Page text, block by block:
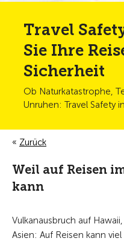
Travel
Sie Ihre
Sicherheit
Ob Naturkatastrophe,
Unruhen: Travel Safety
Zurück
Weil auf Reisen
kann
Vulkanausbruch auf
Asien: Auf Reisen kann